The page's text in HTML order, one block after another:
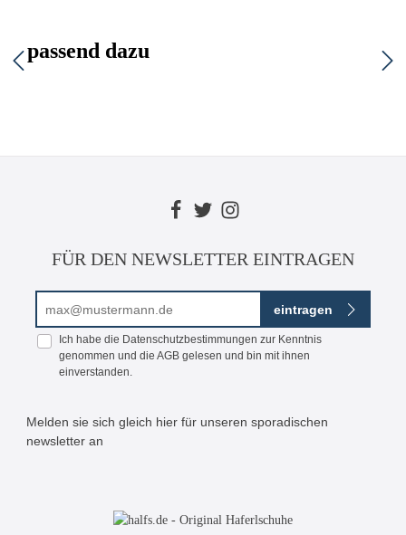
passend dazu
FÜR DEN NEWSLETTER EINTRAGEN
eintragen
Ich habe die Datenschutzbestimmungen zur Kenntnis
genommen und die AGB gelesen und bin mit ihnen
einverstanden.
Melden sie sich gleich hier für unseren sporadischen
newsletter an